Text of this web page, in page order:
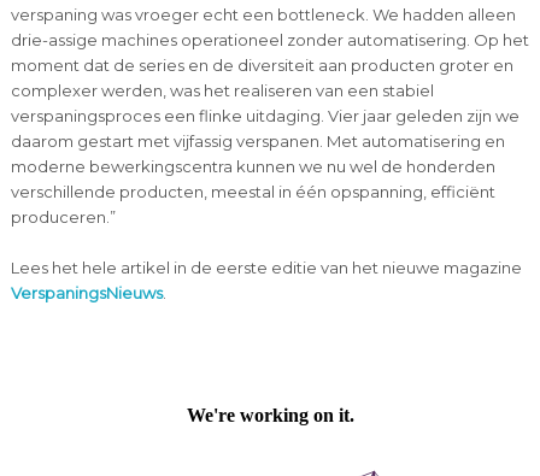
verspaning was vroeger echt een bottleneck. We hadden alleen
drie-assige machines operationeel zonder automatisering. Op het
moment dat de series en de diversiteit aan producten groter en
complexer werden, was het realiseren van een stabiel
verspaningsproces een flinke uitdaging. Vier jaar geleden zijn we
daarom gestart met vijfassig verspanen. Met automatisering en
moderne bewerkingscentra kunnen we nu wel de honderden
verschillende producten, meestal in één opspanning, efficiënt
produceren.”
Lees het hele artikel in de eerste editie van het nieuwe magazine
VerspaningsNieuws.